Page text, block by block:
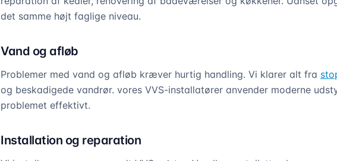
det samme højt faglige niveau.
Vand og afløb
Problemer med vand og afløb kræver hurtig handling. Vi klarer alt fra
og beskadigede vandrør. vores VVS-installatører anvender moderne
problemet effektivt.
Installation og reparation